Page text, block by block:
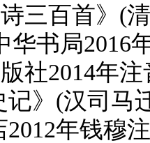
三百首》(
华书局2016
社2014年
》(汉司马
年钱穆